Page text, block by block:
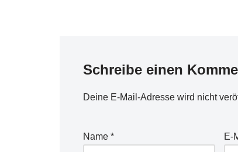
Schreibe einen
Deine E-Mail-Adresse wird nicht
Name * E-